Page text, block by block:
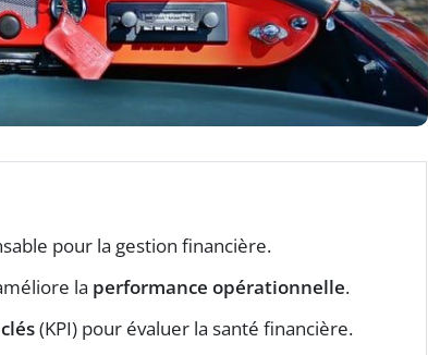
pour la gestion financière.
la performance opérationnelle.
(KPI) pour évaluer la santé financière.